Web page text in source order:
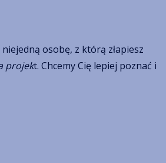
osobę, z którą złapiesz
projekt. Chcemy Cię lepiej poznać i